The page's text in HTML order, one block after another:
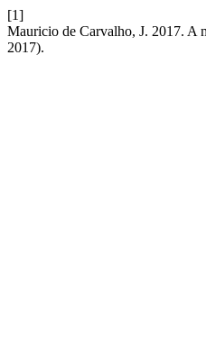
[1]
Mauricio de Carvalho, J. 2017. A
2017).